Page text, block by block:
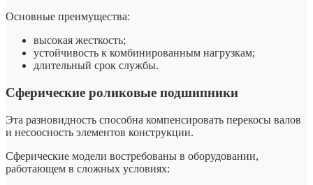
Основные преимущества:
высокая жесткость;
устойчивость к комбинированным нагрузкам;
длительный срок службы.
Сферические роликовые подшипники
Эта разновидность способна компенсировать перекосы валов
и несоосность элементов конструкции.
Сферические модели востребованы в оборудовании,
работающем в сложных условиях: